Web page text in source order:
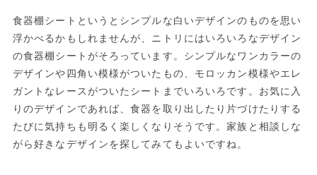
食器棚シートというとシンプルな白いデザインのものを思い
浮かべるかもしれませんが、ニトリにはいろいろなデザイン
の食器棚シートがそろっています。シンプルなワンカラーの
デザインや四角い模様がついたもの、モロッカン模様やエレ
ガントなレースがついたシートまでいろいろです。お気に入
りのデザインであれば、食器を取り出したり片づけたりする
たびに気持ちも明るく楽しくなりそうです。家族と相談しな
がら好きなデザインを探してみてもよいですね。